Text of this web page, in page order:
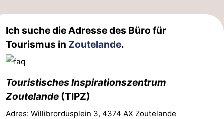
Ich suche die Adresse des Büro für
Tourismus in Zoutelande.
Touristisches Inspirationszentrum
Zoutelande (TIPZ)
Adres: Willibrordusplein 3, 4374 AX Zoutelande